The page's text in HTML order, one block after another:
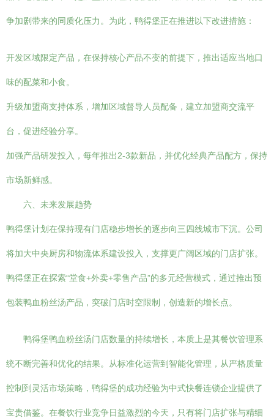
争加剧带来的同质化压力。为此，鸭得堡正在推进以下改进措施：
开发区域限定产品，在保持核心产品不变的前提下，推出适应当地口
味的配菜和小食。
升级加盟商支持体系，增加区域督导人员配备，建立加盟商交流平
台，促进经验分享。
加强产品研发投入，每年推出2-3款新品，并优化经典产品配方，保持
市场新鲜感。
六、未来发展趋势
鸭得堡计划在保持现有门店稳步增长的逐步向三四线城市下沉。公司
将加大中央厨房和物流体系建设投入，支撑更广阔区域的门店扩张。
鸭得堡正在探索“堂食+外卖+零售产品”的多元经营模式，通过推出预
包装鸭血粉丝汤产品，突破门店时空限制，创造新的增长点。
鸭得堡鸭血粉丝汤门店数量的持续增长，本质上是其餐饮管理系
统不断完善和优化的结果。从标准化运营到智能化管理，从严格质量
控制到灵活市场策略，鸭得堡的成功经验为中式快餐连锁企业提供了
宝贵借鉴。在餐饮行业竞争日益激烈的今天，只有将门店扩张与精细